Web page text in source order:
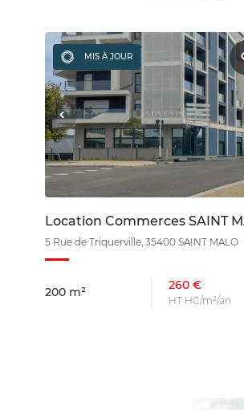
MIS À JOUR
Location Commerces SAINT
5 Rue de Triquerville, 35400 SAINT MALO
200 m² 260 €
HT HC/m²/an